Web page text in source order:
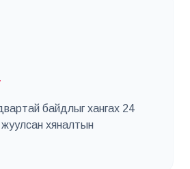
байдлыг хангах 24
хяналтын